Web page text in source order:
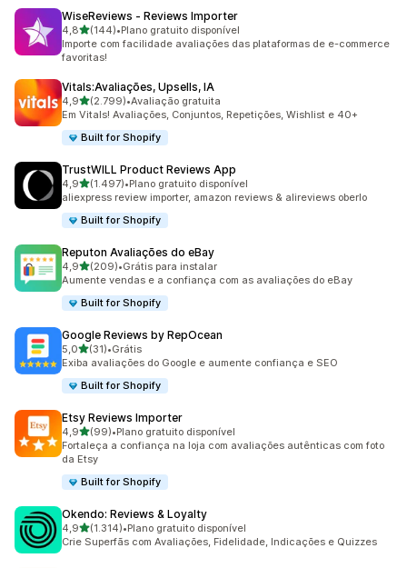
WiseReviews ‑ Reviews Importer
4,8de 5 estrelas
(144)
144 avaliações ao todo
•Plano gratuito disponível
Importe com facilidade avaliações das plataformas de e-commerce
favoritas!
Vitals:Avaliações, Upsells, IA
4,9de 5 estrelas
(2.799)
2799 avaliações ao todo
•Avaliação gratuita
Em Vitals! Avaliações, Conjuntos, Repetições, Wishlist e 40+
Built for Shopify
TrustWILL Product Reviews App
4,9de 5 estrelas
(1.497)
1497 avaliações ao todo
•Plano gratuito disponível
aliexpress review importer, amazon reviews & alireviews oberlo
Built for Shopify
Reputon Avaliações do eBay
4,9de 5 estrelas
(209)
209 avaliações ao todo
•Grátis para instalar
Aumente vendas e a confiança com as avaliações do eBay
Built for Shopify
Google Reviews by RepOcean
5,0de 5 estrelas
(31)
31 avaliações ao todo
•Grátis
Exiba avaliações do Google e aumente confiança e SEO
Built for Shopify
Etsy Reviews Importer
4,9de 5 estrelas
(99)
99 avaliações ao todo
•Plano gratuito disponível
Fortaleça a confiança na loja com avaliações autênticas com foto
da Etsy
Built for Shopify
Okendo: Reviews & Loyalty
4,9de 5 estrelas
(1.314)
1314 avaliações ao todo
•Plano gratuito disponível
Crie Superfãs com Avaliações, Fidelidade, Indicações e Quizzes